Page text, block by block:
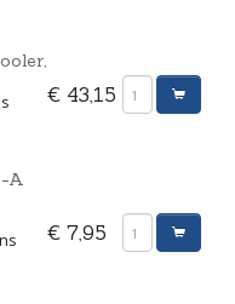
€ 43,15
A
€ 7,95